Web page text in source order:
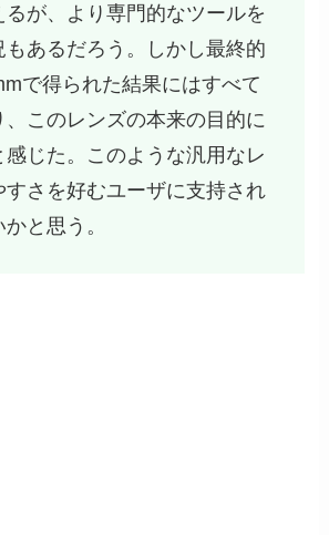
るが、より専門的なツールを
もあるだろう。しかし最終的
で得られた結果にはすべて
このレンズの本来の目的に
じた。このような汎用なレ
すさを好むユーザに支持され
と思う。